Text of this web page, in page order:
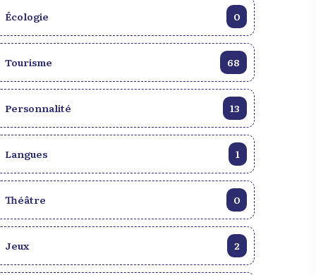
Écologie 0
Tourisme 68
Personnalité 13
Langues 1
Théâtre 0
Jeux 2